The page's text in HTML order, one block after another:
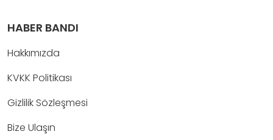
HABER BANDI
Hakkımızda
KVKK Politikası
Gizlilik Sözleşmesi
Bize Ulaşın